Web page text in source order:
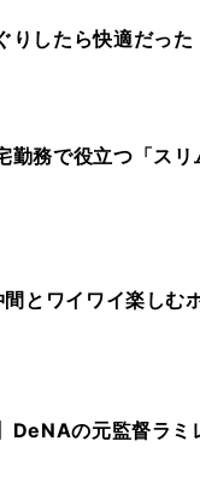
りしたら快適だった
勤務で役立つ「ス
とワイワイ楽しむ
DeNAの元監督ラ